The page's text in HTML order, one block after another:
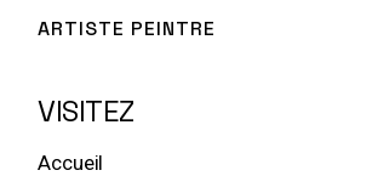
ARTISTE PEINTRE
VISITEZ
Accueil